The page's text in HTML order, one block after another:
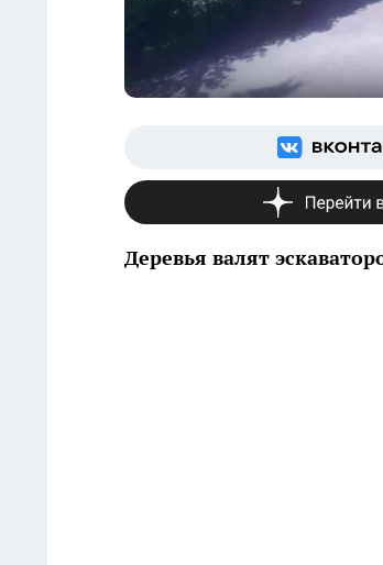
Деревья валят